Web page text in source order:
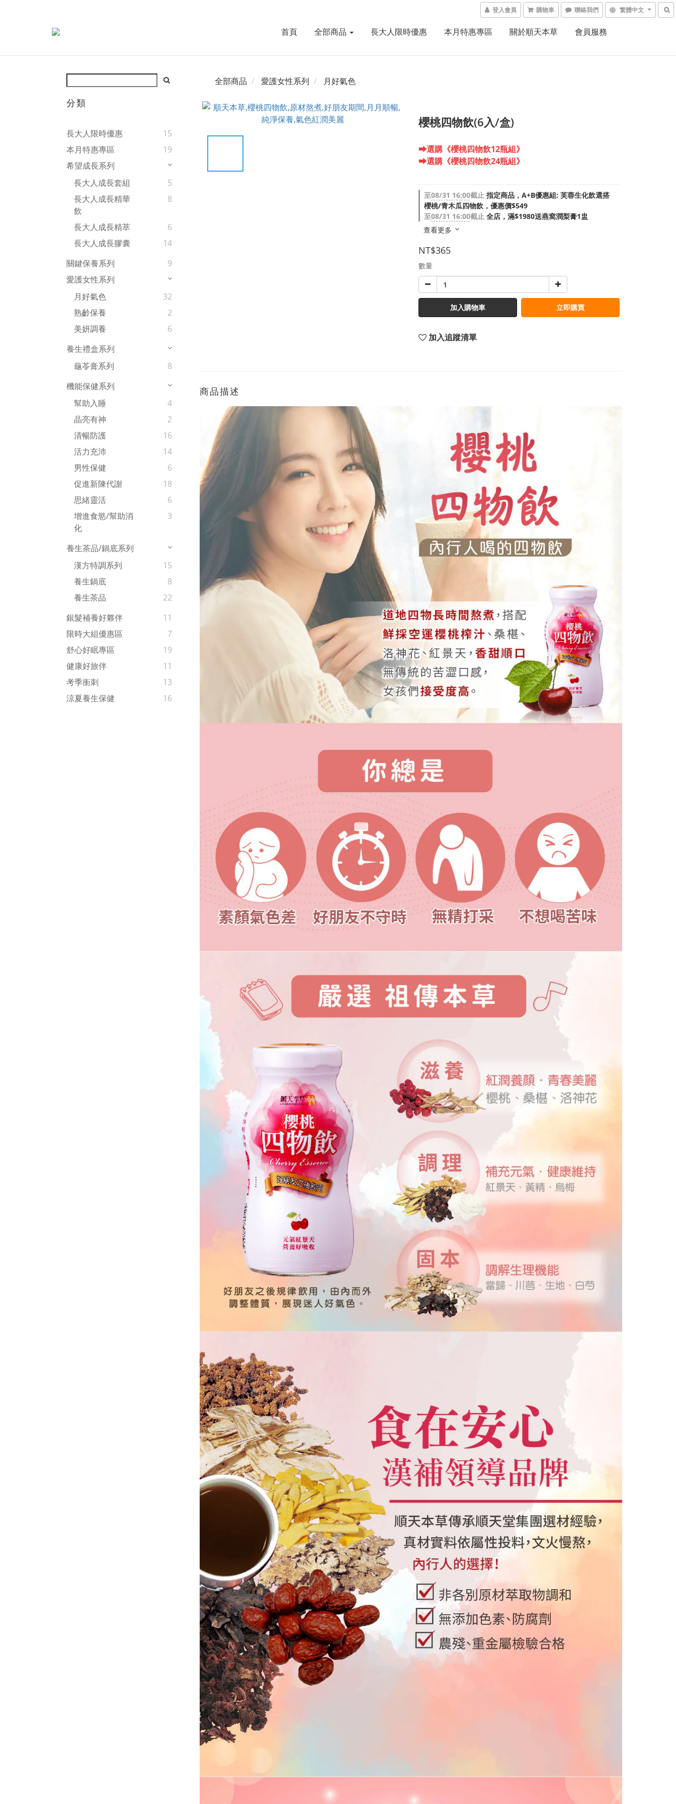
登入會員 購物車 聯絡我們 繁體中文
首頁 全部商品 長大人限時優惠 本月特惠專區 關於順天本草 會員服務
分類
長大人限時優惠
15
本月特惠專區
19
希望成長系列
長大人成長套組
5
長大人成長精華
飲
8
長大人成長精萃
6
長大人成長膠囊
14
關鍵保養系列
9
愛護女性系列
月好氣色
32
熟齡保養
2
美妍調養
6
養生禮盒系列
龜苓膏系列
8
機能保健系列
幫助入睡
4
晶亮有神
2
清暢防護
16
活力充沛
14
男性保健
6
促進新陳代謝
18
思緒靈活
6
增進食慾/幫助消
化
3
養生茶品/鍋底系列
漢方特調系列
15
養生鍋底
8
養生茶品
22
銀髮補養好夥伴
11
限時大組優惠區
7
舒心好眠專區
19
健康好旅伴
11
考季衝刺
13
涼夏養生保健
16
全部商品 愛護女性系列 月好氣色
櫻桃四物飲(6入/盒)
⮕選購《櫻桃四物飲12瓶組》
⮕選購《櫻桃四物飲24瓶組》
至08/31 16:00截止 指定商品，A+B優惠組: 芙蓉生化飲選搭
櫻桃/青木瓜四物飲，優惠價$549
至08/31 16:00截止 全店，滿$1980送燕窩潤梨膏1盅
查看更多
NT$365
數量
加入購物車 立即購買
加入追蹤清單
商品描述